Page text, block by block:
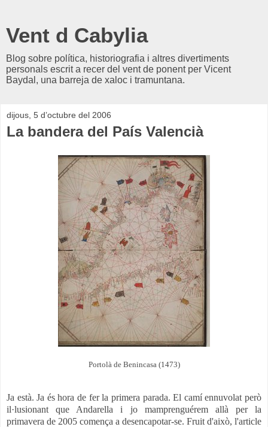
Vent d Cabylia
Blog sobre política, historiografia i altres divertiments
personals escrit a recer del vent de ponent per Vicent
Baydal, una barreja de xaloc i tramuntana.
dijous, 5 d’octubre del 2006
La bandera del País Valencià
Portolà de Benincasa (1473)
Ja està. Ja és hora de fer la primera parada. El camí ennuvolat però
il·lusionant que Andarella i jo mamprenguérem allà per la
primavera de 2005 comença a desencapotar-se. Fruit d'això, l'article